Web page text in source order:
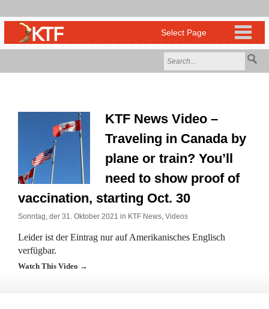
KTF News Video –
Traveling in Canada by
plane or train? You’ll
need to show proof of
vaccination, starting Oct. 30
Sonntag, der 31. Oktober 2021 in KTF News, Videos
Leider ist der Eintrag nur auf Amerikanisches Englisch
verfügbar.
Watch This Video →